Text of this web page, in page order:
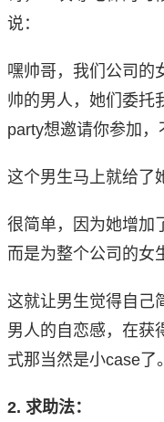
说：
嘿帅哥，我们公司的
帅的男人，她们委托
party想邀请你参加，
这个男生马上就给了
很简单，因为她增加
而是为整个公司的女
这就让男生觉得自己
男人的自恋感，在获
式那当然是小case了。
2. 求助法：